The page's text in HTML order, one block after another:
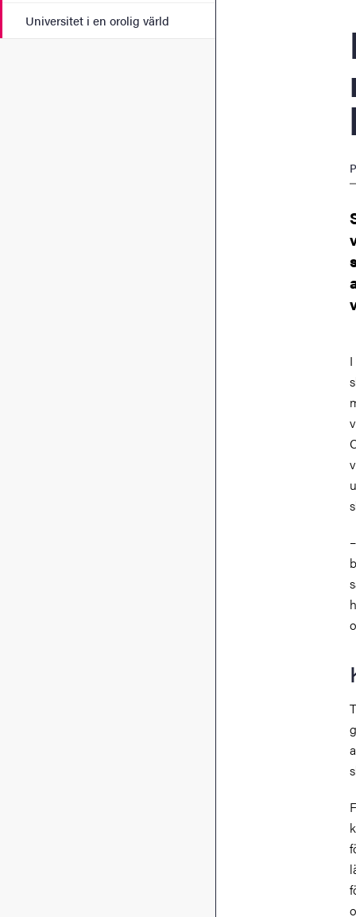
Universitet i en orolig värld